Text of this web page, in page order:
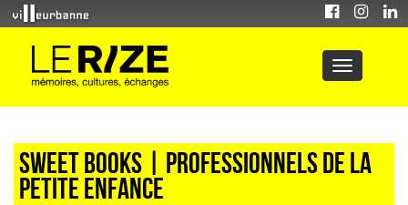
Sweet Books | professionnels de la
petite enfance